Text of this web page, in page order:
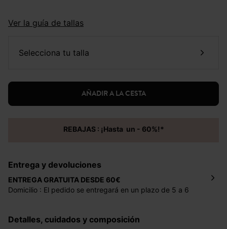
Ver la guía de tallas
selecciona tu talla
AÑADIR A LA CESTA
REBAJAS : ¡Hasta un - 60%!*
Entrega y devoluciones
ENTREGA GRATUITA DESDE 60€
Domicilio : El pedido se entregará en un plazo de 5 a 6
Mondial Relay : El pedido se entregará en un plazo de 5
Detalles, cuidados y composición